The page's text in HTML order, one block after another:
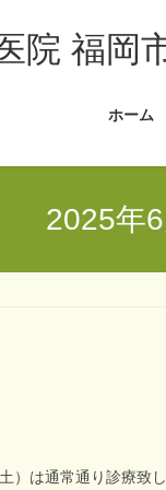
院 福岡
ホーム
2025年6
）は通常通り診療致